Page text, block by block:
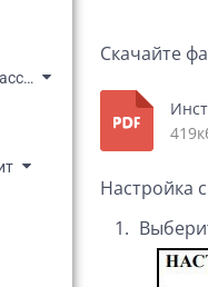
Кассовые аппараты Мультисофт: МодульКасса, МТС
Скачайте
Настройка